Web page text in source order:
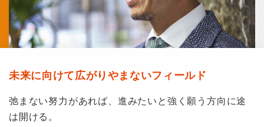
未来に向けて広がりやまないフィールド
弛まない努力があれば、進みたいと強く願う方向に途
は開ける。